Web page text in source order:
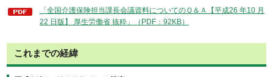
「全国介護保険担当課長会議資料についてのＱ＆Ａ【平成26 年10 月
22 日版】 厚生労働省 抜粋」（PDF：92KB）
これまでの経緯